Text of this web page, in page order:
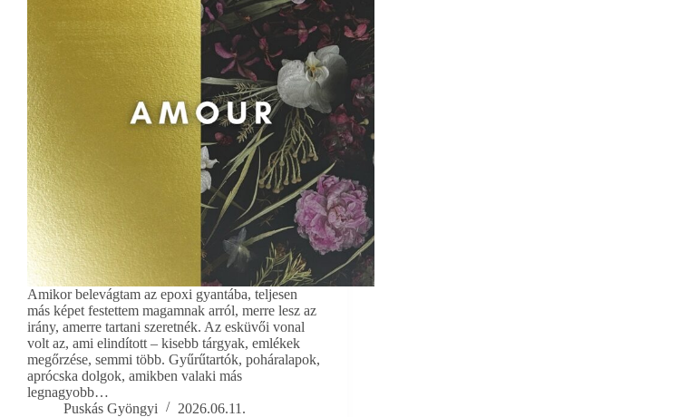
Amikor belevágtam az epoxi gyantába, teljesen
más képet festettem magamnak arról, merre lesz az
irány, amerre tartani szeretnék. Az esküvői vonal
volt az, ami elindított – kisebb tárgyak, emlékek
megőrzése, semmi több. Gyűrűtartók, poháralapok,
aprócska dolgok, amikben valaki más
legnagyobb…
Puskás Gyöngyi
2026.06.11.